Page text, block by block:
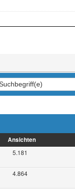
Ansichten
5.181
4.864